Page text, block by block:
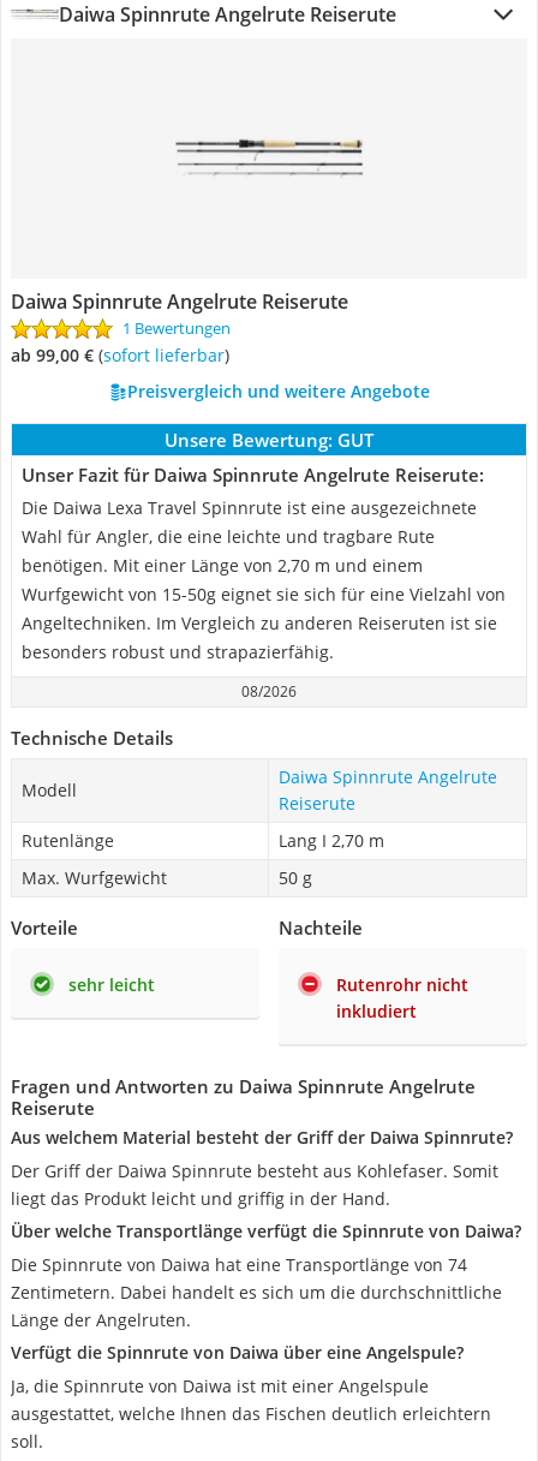
Daiwa Spinnrute Angelrute Reiserute
Daiwa Spinnrute Angelrute Reiserute
1 Bewertungen
ab 99,00 € ( Sofort lieferbar)
Preisvergleich und weitere Angebote
Unsere Bewertung: GUT
Unser Fazit für Daiwa Spinnrute Angelrute Reiserute:
Die Daiwa Lexa Travel Spinnrute ist eine ausgezeichnete
Wahl für Angler, die eine leichte und tragbare Rute
benötigen. Mit einer Länge von 2,70 m und einem
Wurfgewicht von 15-50g eignet sie sich für eine Vielzahl von
Angeltechniken. Im Vergleich zu anderen Reiseruten ist sie
besonders robust und strapazierfähig.
08/2026
Technische Details
Modell
Daiwa Spinnrute Angelrute
Reiserute
Rutenlänge
Lang I 2,70 m
Max. Wurfgewicht
50 g
Vorteile
sehr leicht
Nachteile
Rutenrohr nicht
inkludiert
Fragen und Antworten zu Daiwa Spinnrute Angelrute
Reiserute
Aus welchem Material besteht der Griff der Daiwa Spinnrute?
Der Griff der Daiwa Spinnrute besteht aus Kohlefaser. Somit
liegt das Produkt leicht und griffig in der Hand.
Über welche Transportlänge verfügt die Spinnrute von Daiwa?
Die Spinnrute von Daiwa hat eine Transportlänge von 74
Zentimetern. Dabei handelt es sich um die durchschnittliche
Länge der Angelruten.
Verfügt die Spinnrute von Daiwa über eine Angelspule?
Ja, die Spinnrute von Daiwa ist mit einer Angelspule
ausgestattet, welche Ihnen das Fischen deutlich erleichtern
soll.